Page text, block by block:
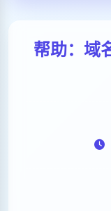
帮助：域